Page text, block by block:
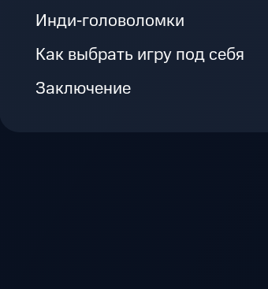
Инди‑головоломки
Как выбрать игру под себя
Заключение